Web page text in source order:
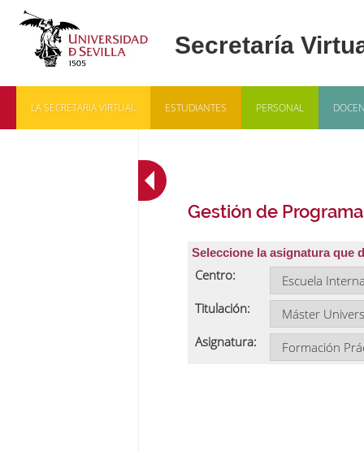
LA SECRETARÍA VIRTUAL ESTUDIANTES PERSONAL
Gestión de
Seleccione la asignatura que
Centro:
Titulación:
Asignatura: